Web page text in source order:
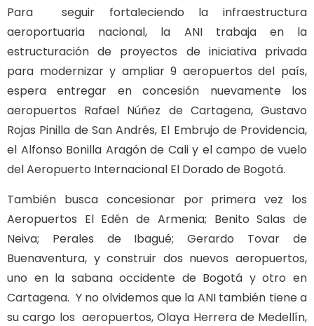
Para seguir fortaleciendo la infraestructura
aeroportuaria nacional, la ANI trabaja en la
estructuración de proyectos de iniciativa privada
para modernizar y ampliar 9 aeropuertos del país,
espera entregar en concesión nuevamente los
aeropuertos Rafael Núñez de Cartagena, Gustavo
Rojas Pinilla de San Andrés, El Embrujo de Providencia,
el Alfonso Bonilla Aragón de Cali y el campo de vuelo
del Aeropuerto Internacional El Dorado de Bogotá.
También busca concesionar por primera vez los
Aeropuertos El Edén de Armenia; Benito Salas de
Neiva; Perales de Ibagué; Gerardo Tovar de
Buenaventura, y construir dos nuevos aeropuertos,
uno en la sabana occidente de Bogotá y otro en
Cartagena. Y no olvidemos que la ANI también tiene a
su cargo los aeropuertos, Olaya Herrera de Medellín,